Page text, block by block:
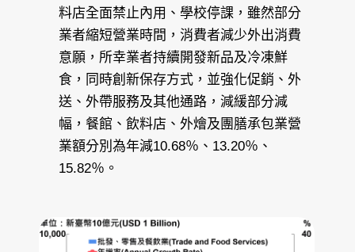
料店全面禁止內用、學校停課，雖然部分
業者縮短營業時間，消費者減少外出消費
意願，所幸業者持續開發新品及冷凍鮮
食，同時創新保存方式，並強化促銷、外
送、外帶服務及其他通路，減緩部分減
幅，餐館、飲料店、外燴及團膳承包業營
業額分別為年減10.68％、13.20％、
15.82％。